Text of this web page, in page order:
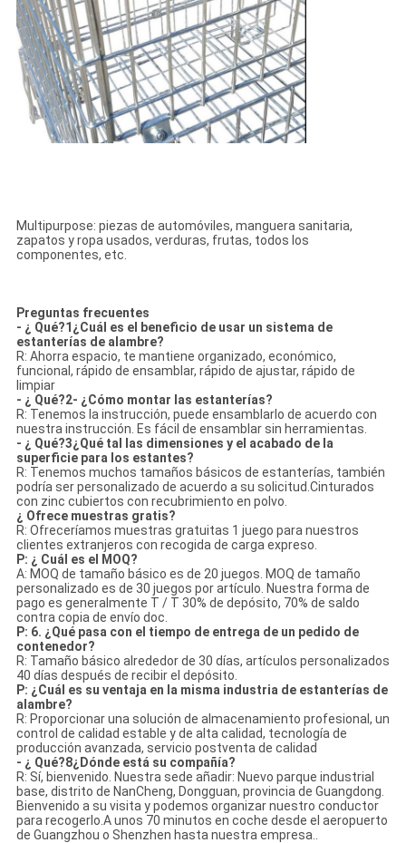
Multipurpose: piezas de automóviles, manguera sanitaria,
zapatos y ropa usados, verduras, frutas, todos los
componentes, etc.
Preguntas frecuentes
- ¿ Qué?1¿Cuál es el beneficio de usar un sistema de
estanterías de alambre?
R: Ahorra espacio, te mantiene organizado, económico,
funcional, rápido de ensamblar, rápido de ajustar, rápido de
limpiar
- ¿ Qué?2- ¿Cómo montar las estanterías?
R: Tenemos la instrucción, puede ensamblarlo de acuerdo con
nuestra instrucción. Es fácil de ensamblar sin herramientas.
- ¿ Qué?3¿Qué tal las dimensiones y el acabado de la
superficie para los estantes?
R: Tenemos muchos tamaños básicos de estanterías, también
podría ser personalizado de acuerdo a su solicitud.Cinturados
con zinc cubiertos con recubrimiento en polvo.
¿ Ofrece muestras gratis?
R: Ofreceríamos muestras gratuitas 1 juego para nuestros
clientes extranjeros con recogida de carga expreso.
P: ¿ Cuál es el MOQ?
A: MOQ de tamaño básico es de 20 juegos. MOQ de tamaño
personalizado es de 30 juegos por artículo. Nuestra forma de
pago es generalmente T / T 30% de depósito, 70% de saldo
contra copia de envío doc.
P: 6. ¿Qué pasa con el tiempo de entrega de un pedido de
contenedor?
R: Tamaño básico alrededor de 30 días, artículos personalizados
40 días después de recibir el depósito.
P: ¿Cuál es su ventaja en la misma industria de estanterías de
alambre?
R: Proporcionar una solución de almacenamiento profesional, un
control de calidad estable y de alta calidad, tecnología de
producción avanzada, servicio postventa de calidad
- ¿ Qué?8¿Dónde está su compañía?
R: Sí, bienvenido. Nuestra sede añadir: Nuevo parque industrial
base, distrito de NanCheng, Dongguan, provincia de Guangdong.
Bienvenido a su visita y podemos organizar nuestro conductor
para recogerlo.A unos 70 minutos en coche desde el aeropuerto
de Guangzhou o Shenzhen hasta nuestra empresa..